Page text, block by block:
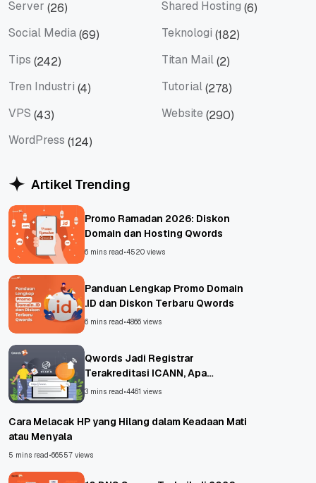
Server (26) Shared Hosting (6)
Social Media(69) Teknologi (182)
Tips (242) Titan Mail(2)
Tren Industri (4) Tutorial(278)
VPS (43) Website (290)
WordPress (124)
Artikel Trending
Promo Ramadan 2026: Diskon
Domain dan Hosting Qwords
6 mins read•4520 views
Panduan Lengkap Promo Domain
.ID dan Diskon Terbaru Qwords
6 mins read•4866 views
Qwords Jadi Registrar
Terakreditasi ICANN, Apa
Untungnya?
3 mins read•4461 views
Cara Melacak HP yang Hilang dalam Keadaan Mati
atau Menyala
5 mins read•66557 views